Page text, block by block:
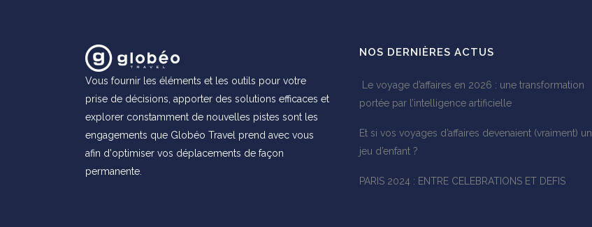
Vous fournir les éléments et les outils pour votre
prise de décisions, apporter des solutions efficaces et
explorer constamment de nouvelles pistes sont les
engagements que Globéo Travel prend avec vous
afin d'optimiser vos déplacements de façon
permanente.
NOS DERNIÈRES ACTUS
Le voyage d’affaires en 2026 : une transformation
portée par l’intelligence artificielle
Et si vos voyages d’affaires devenaient (vraiment) un
jeu d’enfant ?
PARIS 2024 : ENTRE CELEBRATIONS ET DEFIS